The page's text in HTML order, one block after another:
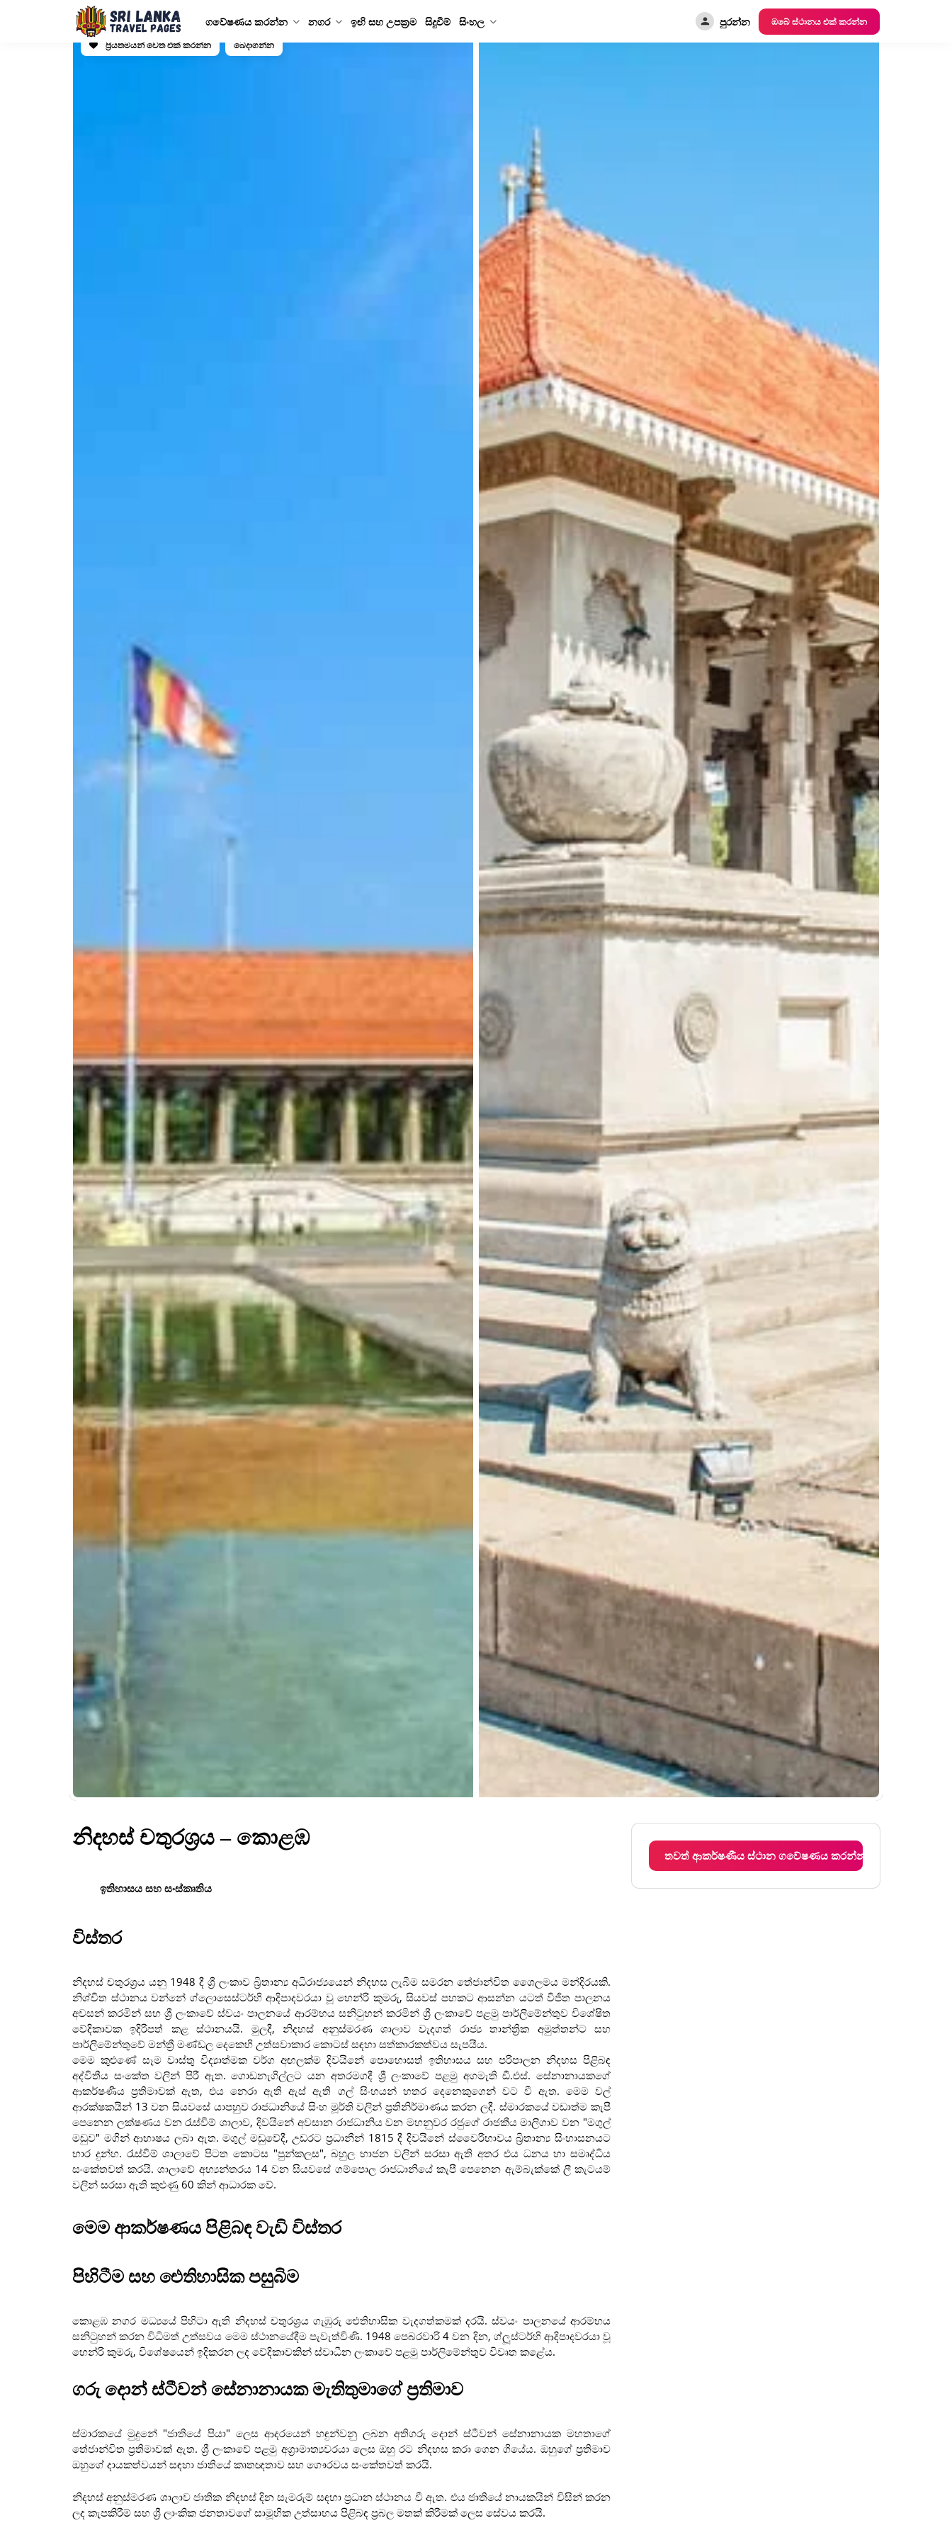
ගවේෂණය කරන්න නගර ඉඟි සහ උපක්‍රම සිදුවීම් සිංහල පුරන්න
ඔබේ ස්ථානය එක් කරන්න
ප්‍රියතමයන් වෙත එක් කරන්න
බෙදාගන්න
නිදහස් චතුරශ්‍රය – කොළඹ
ඉතිහාසය සහ සංස්කෘතිය
විස්තර
නිදහස් චතුරශ්‍රය යනු 1948 දී ශ්‍රී ලංකාව බ්‍රිතාන්‍ය අධිරාජ්‍යයෙන් නිදහස ලැබීම සමරන තේජාන්විත ශෛලමය මන්දිරයකි.
නිශ්චිත ස්ථානය වන්නේ ග්ලොසෙස්ටර්හි ආදිපාදවරයා වූ හෙන්රි කුමරු, සියවස් පහකට ආසන්න යටත් විජිත පාලනය
අවසන් කරමින් සහ ශ්‍රී ලංකාවේ ස්වයං පාලනයේ ආරම්භය සනිටුහන් කරමින් ශ්‍රී ලංකාවේ පළමු පාර්ලිමේන්තුව විශේෂිත
වේදිකාවක ඉදිරිපත් කළ ස්ථානයයි. මුලදී, නිදහස් අනුස්මරණ ශාලාව වැදගත් රාජ්‍ය තාන්ත්‍රික අමුත්තන්ට සහ
පාර්ලිමේන්තුවේ මන්ත්‍රී මණ්ඩල දෙකෙහි උත්සවාකාර කොටස් සඳහා සත්කාරකත්වය සැපයීය.
මෙම කුළුණේ සෑම වාස්තු විද්‍යාත්මක වර්ග අඟලක්ම දිවයිනේ පොහොසත් ඉතිහාසය සහ පරිපාලන නිදහස පිළිබඳ
අද්විතීය සංකේත වලින් පිරී ඇත. ගොඩනැගිල්ලට යන අතරමගදී ශ්‍රී ලංකාවේ පළමු අගමැති ඩී.එස්. සේනානායකගේ
ආකර්ෂණීය ප්‍රතිමාවක් ඇත, එය නෙරා ඇති ඇස් ඇති ගල් සිංහයන් හතර දෙනෙකුගෙන් වට වී ඇත. මෙම වල්
ආරක්ෂකයින් 13 වන සියවසේ යාපහුව රාජධානියේ සිංහ මූර්ති වලින් ප්‍රතිනිර්මාණය කරන ලදී. ස්මාරකයේ වඩාත්ම කැපී
පෙනෙන ලක්ෂණය වන රැස්වීම් ශාලාව, දිවයිනේ අවසාන රාජධානිය වන මහනුවර රජුගේ රාජකීය මාලිගාව වන "මගුල්
මඩුව" මගින් ආභාෂය ලබා ඇත. මගුල් මඩුවේදී, උඩරට ප්‍රධානීන් 1815 දී දිවයිනේ ස්වෛරීභාවය බ්‍රිතාන්‍ය සිංහාසනයට
භාර දුන්හ. රැස්වීම් ශාලාවේ පිටත කොටස "පුන්කලස", බහුල භාජන වලින් සරසා ඇති අතර එය ධනය හා සමෘද්ධිය
සංකේතවත් කරයි. ශාලාවේ අභ්‍යන්තරය 14 වන සියවසේ ගම්පොල රාජධානියේ කැපී පෙනෙන ඇම්බැක්කේ ලී කැටයම්
වලින් සරසා ඇති කුළුණු 60 කින් ආධාරක වේ.
මෙම ආකර්ෂණය පිළිබඳ වැඩි විස්තර
පිහිටීම සහ ඓතිහාසික පසුබිම
කොළඹ නගර මධ්‍යයේ පිහිටා ඇති නිදහස් චතුරශ්‍රය ගැඹුරු ඓතිහාසික වැදගත්කමක් දරයි. ස්වයං පාලනයේ ආරම්භය
සනිටුහන් කරන විධිමත් උත්සවය මෙම ස්ථානයේදීම පැවැත්විණි. 1948 පෙබරවාරි 4 වන දින, ග්ලූස්ටර්හි ආදිපාදවරයා වූ
හෙන්රි කුමරු, විශේෂයෙන් ඉදිකරන ලද වේදිකාවකින් ස්වාධීන ලංකාවේ පළමු පාර්ලිමේන්තුව විවෘත කළේය.
ගරු දොන් ස්ටීවන් සේනානායක මැතිතුමාගේ ප්‍රතිමාව
ස්මාරකයේ මුදුනේ "ජාතියේ පියා" ලෙස ආදරයෙන් හඳුන්වනු ලබන අතිගරු දොන් ස්ටීවන් සේනානායක මහතාගේ
තේජාන්විත ප්‍රතිමාවක් ඇත. ශ්‍රී ලංකාවේ පළමු අග්‍රාමාත්‍යවරයා ලෙස ඔහු රට නිදහස කරා ගෙන ගියේය. ඔහුගේ ප්‍රතිමාව
ඔහුගේ දායකත්වයන් සඳහා ජාතියේ කෘතඥතාව සහ ගෞරවය සංකේතවත් කරයි.
නිදහස් අනුස්මරණ ශාලාව ජාතික නිදහස් දින සැමරුම් සඳහා ප්‍රධාන ස්ථානය වී ඇත. එය ජාතියේ නායකයින් විසින් කරන
ලද කැපකිරීම් සහ ශ්‍රී ලාංකික ජනතාවගේ සාමූහික උත්සාහය පිළිබඳ ප්‍රබල මතක් කිරීමක් ලෙස සේවය කරයි.
තවත් ආකර්ෂණීය ස්ථාන ගවේෂණය කරන්න